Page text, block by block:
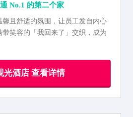
No.1 的第二个家
且舒适的氛围，让员工发自内心
笑容的「我回来了」交织，成为
光酒店 查看详情